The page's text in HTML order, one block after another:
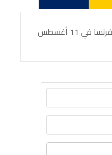
قد نالت تشاد استقلالها عن فرنسا في 11 أغسطس